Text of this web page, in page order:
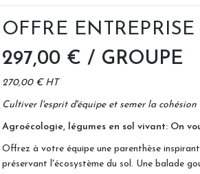
OFFRE ENTREPRISE
297,00 € / GROUPE
270,00 € HT
Cultiver l'esprit d'équipe et semer la
Agroécologie, légumes en sol vivant: On
Offrez à votre équipe une parenthèse
préservant l'écosystème du sol. Une balade